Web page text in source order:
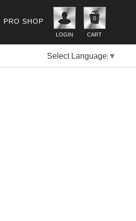
LOGIN
0
CART
PRO SHOP
Select Language ▼